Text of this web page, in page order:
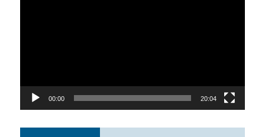
00:00 20:04